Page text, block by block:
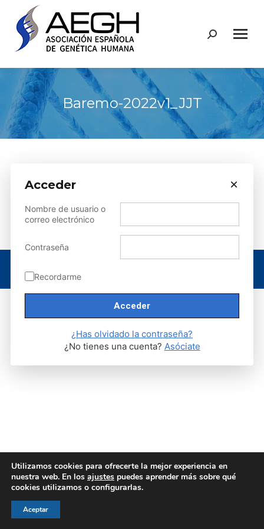
Buscar:
Baremo-2022v1_JJT
Aviso legal|
Utilizamos cookies para ofrecerte la mejor experiencia en
nuestra web. En los ajustes puedes aprender más sobre qué
cookies utilizamos o configurarlas.
Aceptar
Acceder ×
Nombre de usuario o
correo electrónico
Contraseña
Recordarme
¿Has olvidado la contraseña?
¿No tienes una cuenta? Asóciate